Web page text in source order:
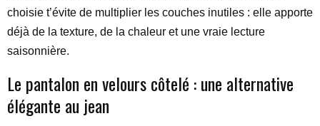
choisie t’évite de multiplier les couches inutiles : elle apporte
déjà de la texture, de la chaleur et une vraie lecture
saisonnière.
Le pantalon en velours côtelé : une alternative
élégante au jean